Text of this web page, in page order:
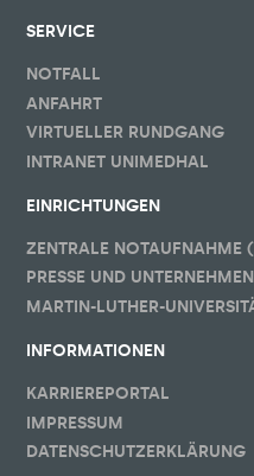
SERVICE
NOTFALL
ANFAHRT
VIRTUELLER RUNDGANG
INTRANET UNIMEDHAL
EINRICHTUNGEN
ZENTRALE NOTAUFNAHME
PRESSE UND
MARTIN-LUTHER-
INFORMATIONEN
KARRIEREPORTAL
IMPRESSUM
DATENSCHUTZERKLÄRUNG